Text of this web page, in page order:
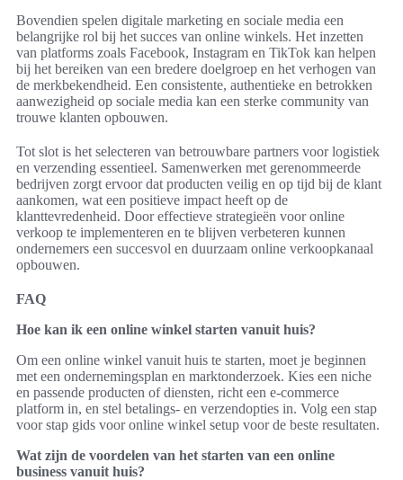
Bovendien spelen digitale marketing en sociale media een
belangrijke rol bij het succes van online winkels. Het inzetten
van platforms zoals Facebook, Instagram en TikTok kan helpen
bij het bereiken van een bredere doelgroep en het verhogen van
de merkbekendheid. Een consistente, authentieke en betrokken
aanwezigheid op sociale media kan een sterke community van
trouwe klanten opbouwen.
Tot slot is het selecteren van betrouwbare partners voor logistiek
en verzending essentieel. Samenwerken met gerenommeerde
bedrijven zorgt ervoor dat producten veilig en op tijd bij de klant
aankomen, wat een positieve impact heeft op de
klanttevredenheid. Door effectieve strategieën voor online
verkoop te implementeren en te blijven verbeteren kunnen
ondernemers een succesvol en duurzaam online verkoopkanaal
opbouwen.
FAQ
Hoe kan ik een online winkel starten vanuit huis?
Om een online winkel vanuit huis te starten, moet je beginnen
met een ondernemingsplan en marktonderzoek. Kies een niche
en passende producten of diensten, richt een e-commerce
platform in, en stel betalings- en verzendopties in. Volg een stap
voor stap gids voor online winkel setup voor de beste resultaten.
Wat zijn de voordelen van het starten van een online
business vanuit huis?